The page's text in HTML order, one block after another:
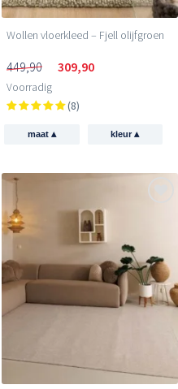
Wollen vloerkleed – Fjell olijfgroen
449,90 309,90
Voorradig
(8)
maat ▴ kleur▴